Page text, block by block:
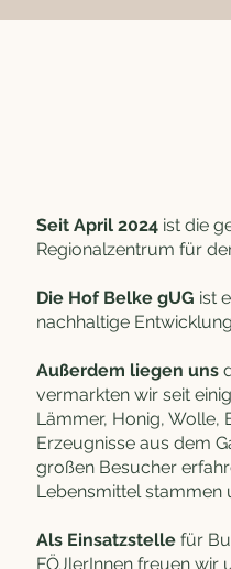
Seit April 2024 ist die
Regionalzentrum für
Die Hof Belke gUG ist
nachhaltige
Außerdem liegen uns
vermarkten wir seit
Lämmer, Honig, Wolle,
Erzeugnisse aus dem
großen Besucher
Lebensmittel stammen
Als Einsatzstelle für
FÖJlerInnen freuen wir